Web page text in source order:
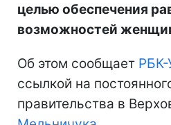
целью обеспечения
возможностей
Об этом сообщает РБК-
ссылкой на
правительства в